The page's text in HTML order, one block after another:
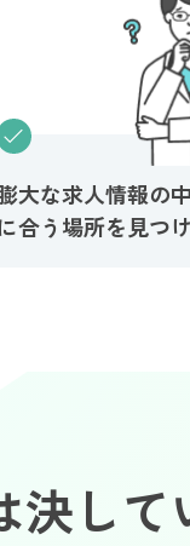
大な求人情報の
に合う場所を見つ
して